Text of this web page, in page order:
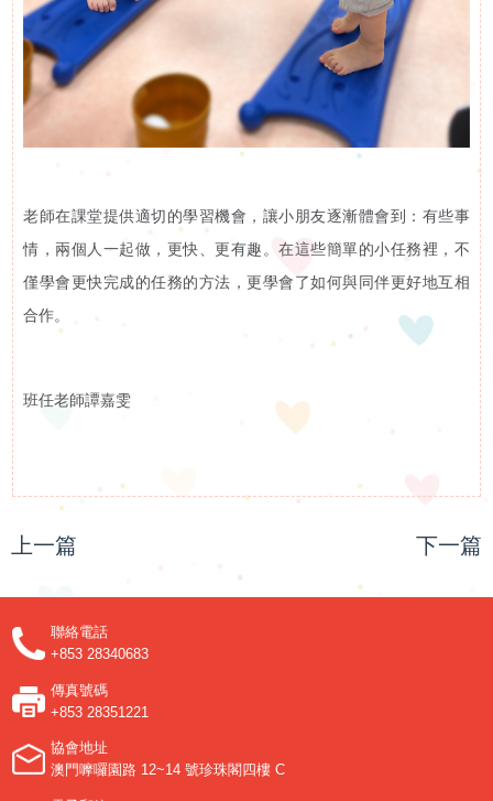
支
持
會
請
聯絡我們
老師在課堂提供適切的學習機會，讓小朋友逐漸體會到：有些事
情，兩個人一起做，更快、更有趣。在這些簡單的小任務裡，不
僅學會更快完成的任務的方法，更學會了如何與同伴更好地互相
合作。
班任老師譚嘉雯
上一篇 下一篇
聯絡電話
+853 28340683
傳真號碼
+853 28351221
協會地址
澳門嚤囉園路 12~14 號珍珠閣四樓 C